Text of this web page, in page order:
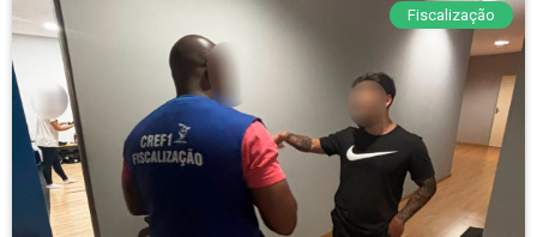
Fiscalização